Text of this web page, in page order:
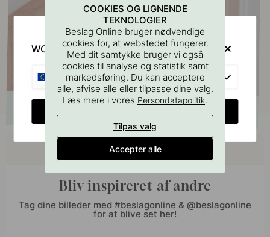
Køb sammen med
Bliv inspireret af andre
Tag dine billeder med #beslagonline & @beslagonline
for at blive set her!
COOKIES OG LIGNENDE
TEKNOLOGIER
Beslag Online bruger nødvendige
cookies for, at webstedet fungerer.
Med dit samtykke bruger vi også
cookies til analyse og statistik samt
markedsføring. Du kan acceptere
alle, afvise alle eller tilpasse dine valg.
Læs mere i vores Persondatapolitik.
Tilpas valg
Accepter alle
WOULD YOU RATHER VISIT?
EU